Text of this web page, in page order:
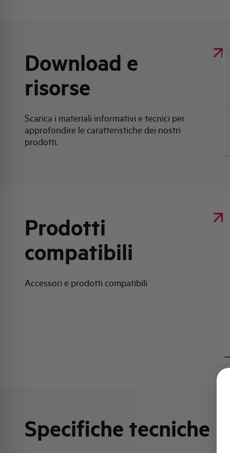
Download e
risorse
Scarica i materiali informativi e tecnici per
approfondire le caratteristiche dei nostri
prodotti.
Clicca qui per scaricare: Scheda tecnica
prodotto
Scheda tecnica prodotto
Prodotti
compatibili
Accessori e prodotti compatibili
Specifiche tecniche